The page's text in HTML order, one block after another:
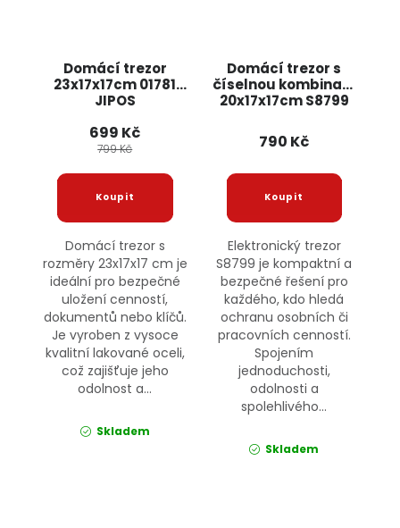
Domácí trezor
23x17x17cm 01781
JIPOS
699 Kč
799 Kč
Domácí trezor s
rozměry 23x17x17 cm je
ideální pro bezpečné
uložení cenností,
dokumentů nebo klíčů.
Je vyroben z vysoce
kvalitní lakované oceli,
což zajišťuje jeho
odolnost a...
Skladem
Domácí trezor s
číselnou kombinací
20x17x17cm S8799
790 Kč
Elektronický trezor
S8799 je kompaktní a
bezpečné řešení pro
každého, kdo hledá
ochranu osobních či
pracovních cenností.
Spojením
jednoduchosti,
odolnosti a
spolehlivého...
Skladem